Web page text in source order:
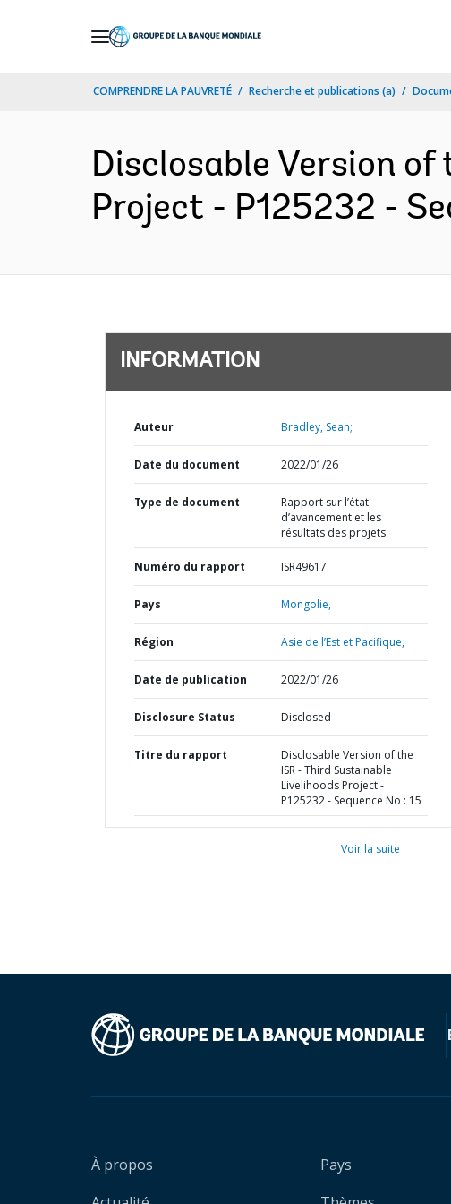
COMPRENDRE LA PAUVRETÉ Recherche et publications (a)
Disclosable Version
Project - P125232 -
INFORMATION
Auteur Bradley, Sean;
Date du document 2022/01/26
Type de document
Rapport sur l’état
d’avancement et les
résultats des projets
Numéro du rapport ISR49617
Pays Mongolie,
Région Asie de l’Est et Pacifique,
Date de publication 2022/01/26
Disclosure Status Disclosed
Titre du rapport
Disclosable Version of the
ISR - Third Sustainable
Livelihoods Project -
P125232 - Sequence No : 15
Voir la suite
À propos
Pays